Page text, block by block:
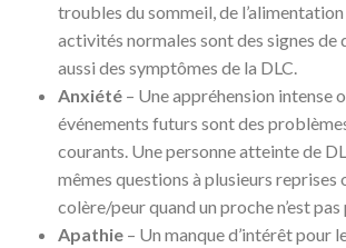
troubles du sommeil, de l’alimentation
activités normales sont des signes de
aussi des symptômes de la DLC.
Anxiété – Une appréhension intense
événements futurs sont des
courants. Une personne atteinte de
mêmes questions à plusieurs reprises
colère/peur quand un proche n’est
Apathie – Un manque d’intérêt pour